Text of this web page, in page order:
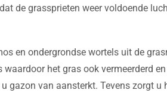
de grassprieten weer voldoende
en ondergrondse wortels uit de
het gras ook vermeerderd
gazon van aansterkt. Tevens zorgt u